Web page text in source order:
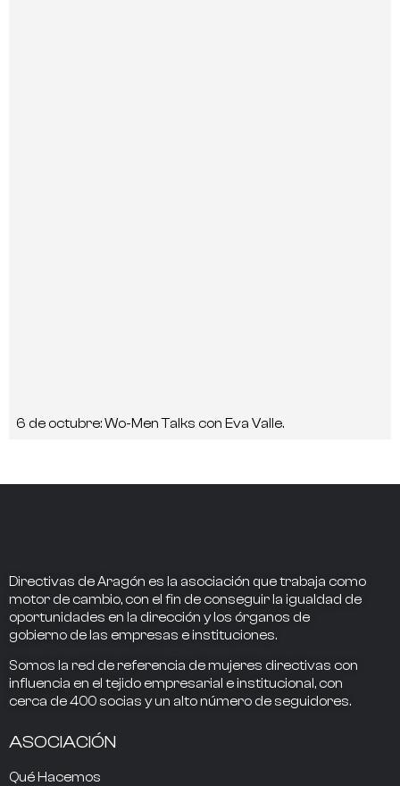
6 de octubre: Wo-Men Talks con Eva Valle.
Directivas de Aragón es la asociación que trabaja como
motor de cambio, con el fin de conseguir la igualdad de
oportunidades en la dirección y los órganos de
gobierno de las empresas e instituciones.
Somos la red de referencia de mujeres directivas con
influencia en el tejido empresarial e institucional, con
cerca de400 socias y un alto número de seguidores.
ASOCIACIÓN
Qué Hacemos